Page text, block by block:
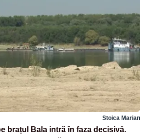
Stoica Marian
brațul Bala intră în faza decisivă.